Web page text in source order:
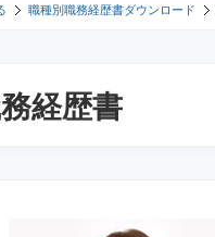
職種別職務経歴書ダウンロード
経歴書